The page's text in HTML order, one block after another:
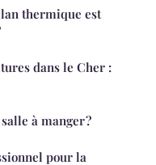
thermique est
dans le Cher :
à manger ?
pour la